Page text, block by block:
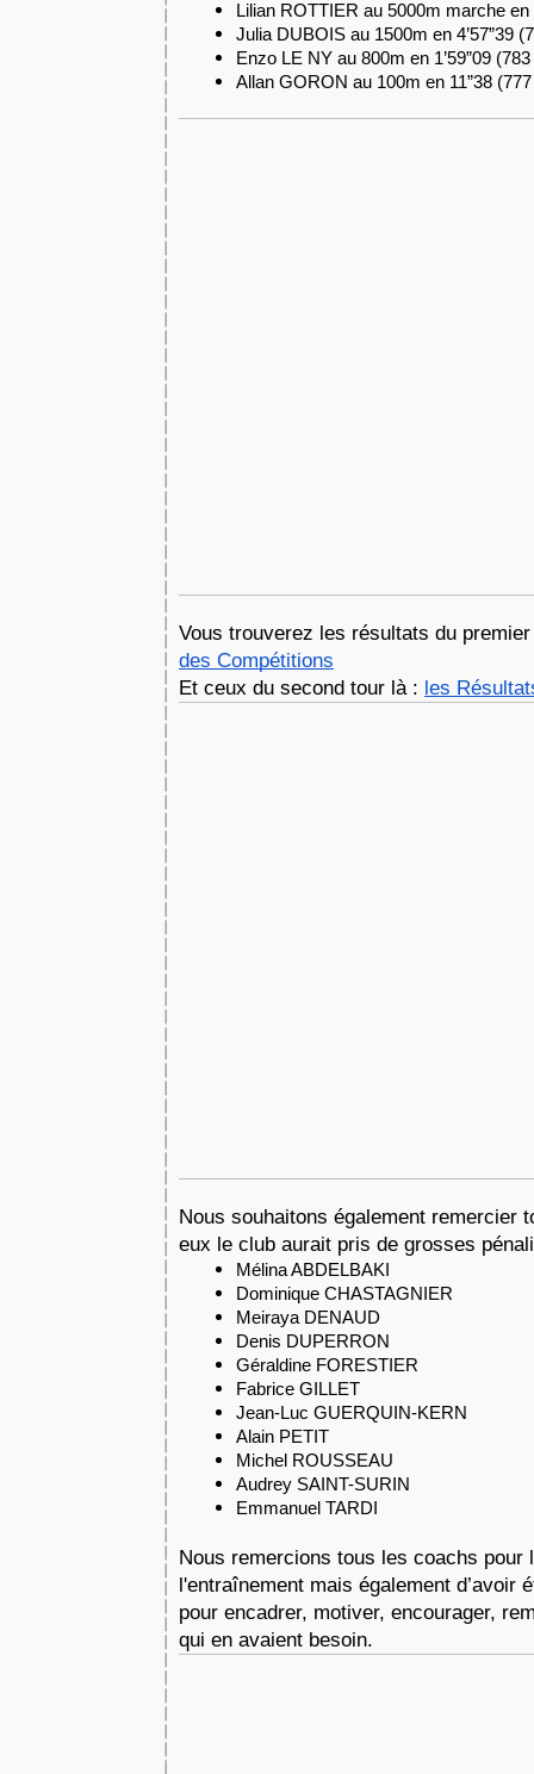
Lilian ROTTIER au 5000m marche en
Julia DUBOIS au 1500m en 4’57”39
Enzo LE NY au 800m en 1’59”09
Allan GORON au 100m en 11”38
Vous trouverez les résultats du
des Compétitions
Et ceux du second tour là : les
Nous souhaitons également remercier
eux le club aurait pris de grosses
Mélina ABDELBAKI
Dominique CHASTAGNIER
Meiraya DENAUD
Denis DUPERRON
Géraldine FORESTIER
Fabrice GILLET
Jean-Luc GUERQUIN-KERN
Alain PETIT
Michel ROUSSEAU
Audrey SAINT-SURIN
Emmanuel TARDI
Nous remercions tous les coachs pour
l'entraînement mais également d’avoir
pour encadrer, motiver, encourager,
qui en avaient besoin.